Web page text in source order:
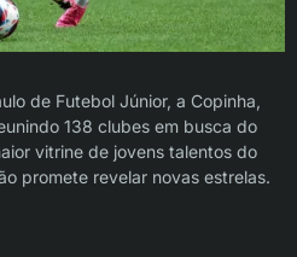
de Futebol Júnior, a Copinha,
138 clubes em busca do
vitrine de jovens talentos do
promete revelar novas estrelas.